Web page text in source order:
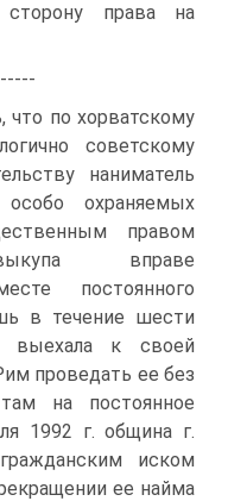
сторону права на
что по хорватскому
советскому
наниматель
охраняемых
правом
вправе
постоянного
в течение шести
выехала к своей
проведать ее без
на постоянное
1992 г. община г.
иском
ее найма